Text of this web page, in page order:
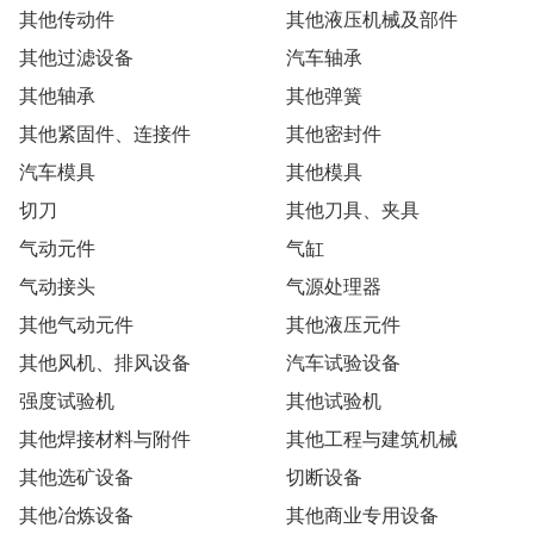
其他传动件
其他液压机械及部件
其他过滤设备
汽车轴承
其他轴承
其他弹簧
其他紧固件、连接件
其他密封件
汽车模具
其他模具
切刀
其他刀具、夹具
气动元件
气缸
气动接头
气源处理器
其他气动元件
其他液压元件
其他风机、排风设备
汽车试验设备
强度试验机
其他试验机
其他焊接材料与附件
其他工程与建筑机械
其他选矿设备
切断设备
其他冶炼设备
其他商业专用设备